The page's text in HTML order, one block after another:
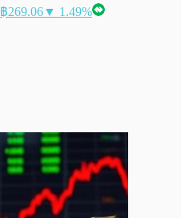
฿269.06▼ 1.49%